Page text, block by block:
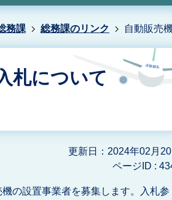
務課 総務課のリンク 自動販売
札について
更新日：2024年02月20
ページID :
の設置事業者を募集します。入札参